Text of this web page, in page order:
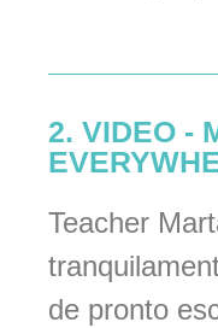
2. VIDEO -
Teacher
de pronto